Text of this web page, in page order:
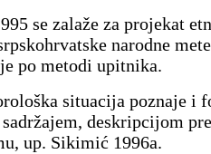
se zalaže za projekat
narodne
po metodi upitnika.
situacija poznaje i
deskripcijom
up. Sikimić 1996a.